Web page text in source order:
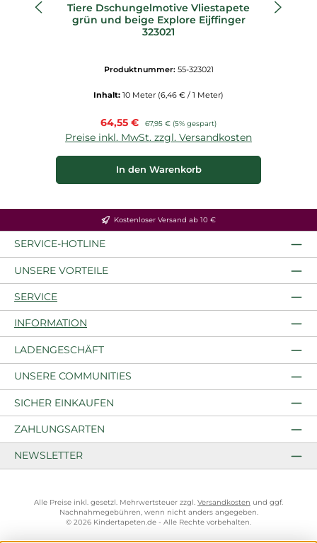
Tiere Dschungelmotive Vliestapete
grün und beige Explore Eijffinger
323021
Produktnummer: 55-323021
Inhalt: 10 Meter (6,46 € / 1 Meter)
Verkaufspreis:
64,55 € Regulärer Preis:
67,95 € (5% gespart)
Preise inkl. MwSt. zzgl. Versandkosten
In den Warenkorb
Kostenloser Versand ab 10 €
SERVICE-HOTLINE
UNSERE VORTEILE
SERVICE
INFORMATION
LADENGESCHÄFT
UNSERE COMMUNITIES
SICHER EINKAUFEN
ZAHLUNGSARTEN
NEWSLETTER
Alle Preise inkl. gesetzl. Mehrwertsteuer zzgl. Versandkosten und ggf.
Nachnahmegebühren, wenn nicht anders angegeben.
© 2026 Kindertapeten.de - Alle Rechte vorbehalten.